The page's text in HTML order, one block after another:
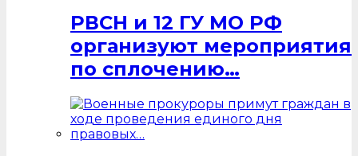
РВСН и 12 ГУ МО РФ
организуют мероприятия
по сплочению…